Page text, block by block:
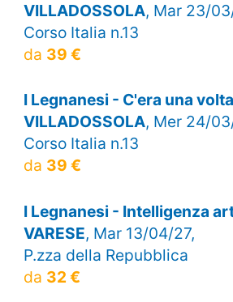
VILLADOSSOLA, Mar 23/
Corso Italia n.13
da 39 €
I Legnanesi - C'era una
VILLADOSSOLA, Mer 24/
Corso Italia n.13
da 39 €
I Legnanesi - Intelligenza
VARESE, Mar 13/04/27,
P.zza della Repubblica
da 32 €